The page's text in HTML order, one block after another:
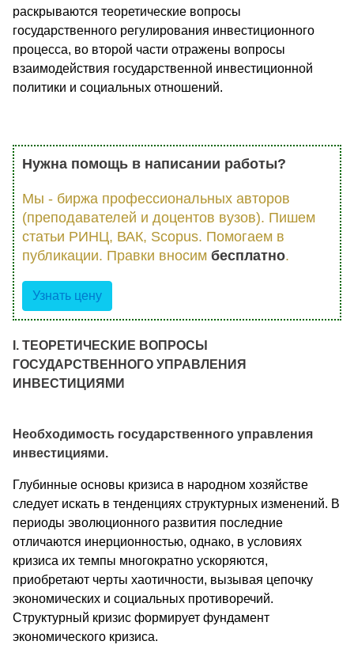
раскрываются теоретические вопросы
государственного регулирования инвестиционного
процесса, во второй части отражены вопросы
взаимодействия государственной инвестиционной
политики и социальных отношений.
Нужна помощь в написании работы?
Мы - биржа профессиональных авторов
(преподавателей и доцентов вузов). Пишем
статьи РИНЦ, ВАК, Scopus. Помогаем в
публикации. Правки вносим бесплатно.
Узнать цену
I. ТЕОРЕТИЧЕСКИЕ ВОПРОСЫ
ГОСУДАРСТВЕННОГО УПРАВЛЕНИЯ
ИНВЕСТИЦИЯМИ
Необходимость государственного управления
инвестициями.
Глубинные основы кризиса в народном хозяйстве
следует искать в тенденциях структурных изменений. В
периоды эволюционного развития последние
отличаются инерционностью, однако, в условиях
кризиса их темпы многократно ускоряются,
приобретают черты хаотичности, вызывая цепочку
экономических и социальных противоречий.
Структурный кризис формирует фундамент
экономического кризиса.